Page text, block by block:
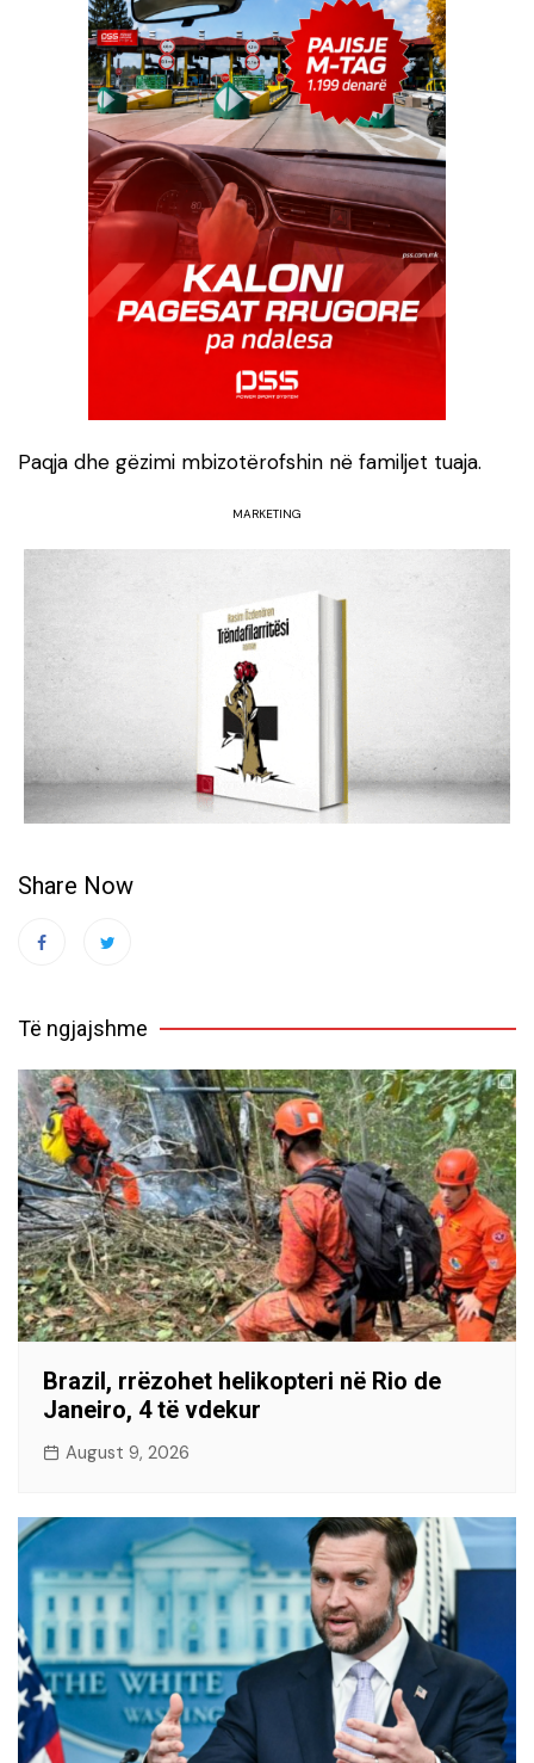
Paqja dhe gëzimi mbizotërofshin në familjet tuaja.
MARKETING
Share Now
Të ngjajshme
Brazil, rrëzohet helikopteri në Rio de
Janeiro, 4 të vdekur
August 9, 2026